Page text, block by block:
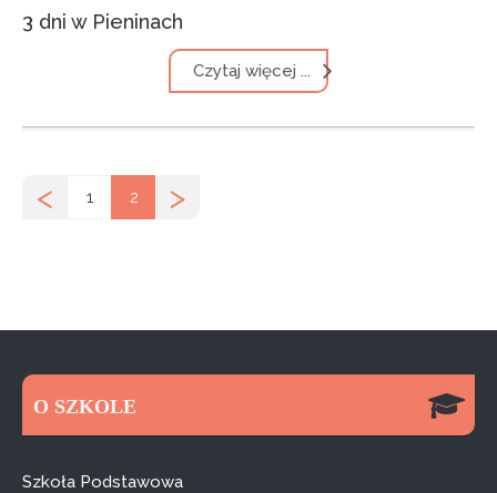
3 dni w Pieninach
Czytaj więcej ...
< 1 2 >
O SZKOLE
Szkoła Podstawowa